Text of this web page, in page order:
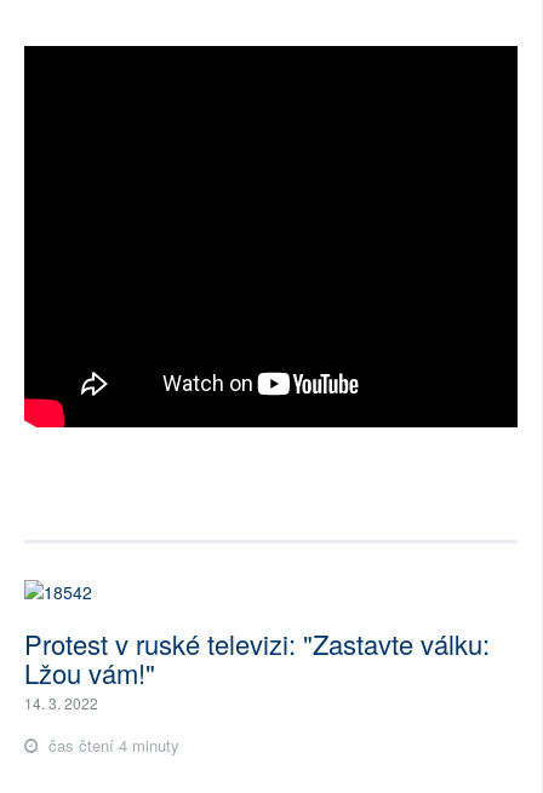
Protest v ruské televizi: "Zastavte válku:
Lžou vám!"
14. 3. 2022
čas čtení 4 minuty